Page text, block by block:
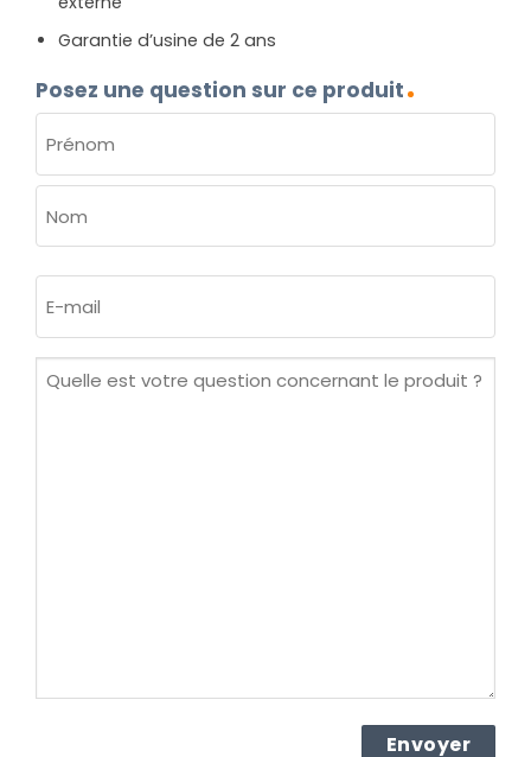
Garantie d’usine de 2 ans
Posez une question sur ce produit
(NÉCESSAIRE)
Prénom
mail
Quelle